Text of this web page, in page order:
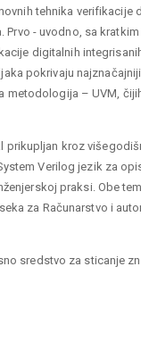
tehnika verifikacije
- uvodno, sa
digitalnih
pokrivaju
metodologija – UVM,
prikupljan kroz
Verilog jezik za
praksi. Obe
za Računarstvo i
sredstvo za sticanje